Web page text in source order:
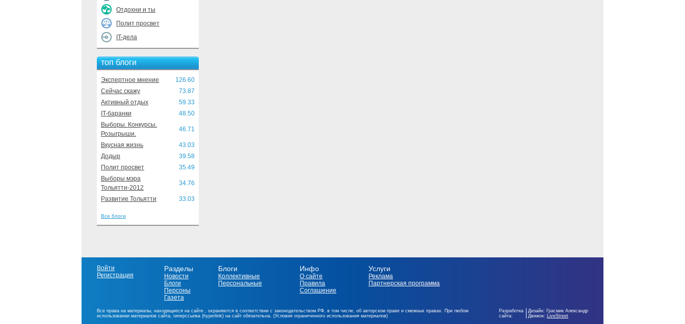
Отдохни и ты
Полит просвет
IT-дела
топ блоги
Экспертное мнение
126.60
Сейчас скажу
73.87
Активный отдых
59.33
IT-баранки
48.50
Выборы. Конкурсы.
Розыгрыши.
46.71
Вкусная жизнь
43.03
Додыр
39.58
Полит просвет
35.49
Выборы мэра
Тольятти-2012
34.76
Развитие Тольятти 33.03
Все блоги
Войти
Регистрация
Разделы
Новости
Блоги
Персоны
Газета
Блоги
Коллективные
Персональные
Инфо
О сайте
Правила
Соглашение
Услуги
Реклама
Партнерская программа
Все права на материалы, находящиеся на сайте , охраняются в соответствии с законодательством РФ, в том числе, об авторском праве и смежных правах. При любом
использовании материалов сайта, гиперссылка (hyperlink) на сайт обязательна. (Условия ограниченного использования материалов)
Разработка
сайта:
Дизайн: Грасмик Александр
Движок: LiveStreet